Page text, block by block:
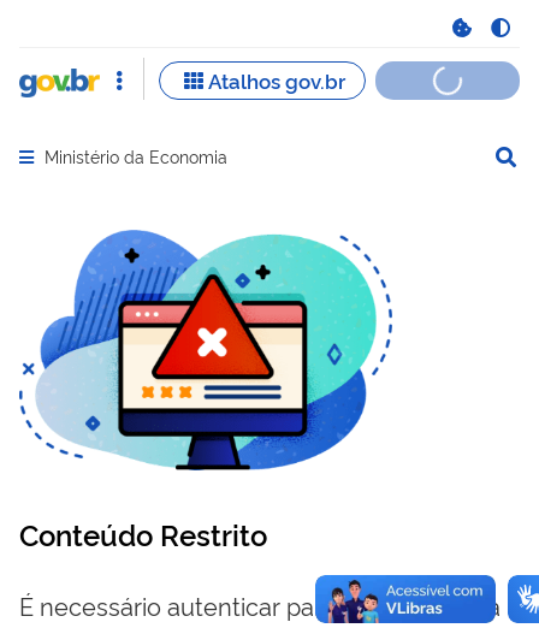
Abrir menu principal de navegação
Ministério da Economia
Conteúdo Restrito
É necessário autenticar para visualizar essa